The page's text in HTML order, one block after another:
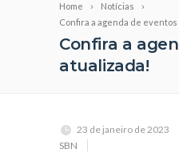
Home
Notícias
Confira a agenda de
Confira a
atualizada!
23 de janeiro de 2023
SBN